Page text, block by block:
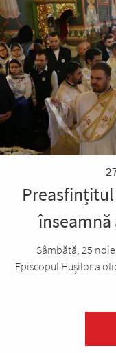
Preasfințitul
Sâmbătă, 25
Episcopul Huşilor a